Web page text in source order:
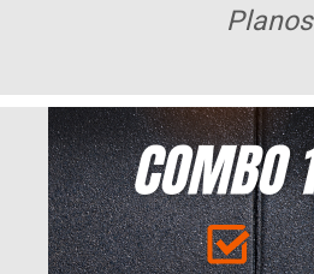
Planos